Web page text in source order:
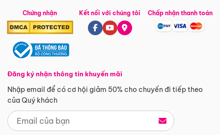
Chứng nhận
Đăng ký nhận thông tin khuyến mãi
Nhập email để có cơ hội giảm 50% cho chuyến đi tiếp theo
của Quý khách
Kết nối với chúng tôi Chấp nhận thanh toán